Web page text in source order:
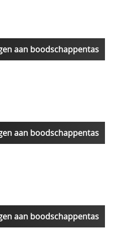
aan boodschappentas
aan boodschappentas
aan boodschappentas